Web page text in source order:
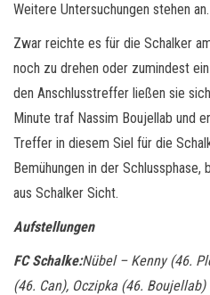
Weitere Untersuchungen stehen an.
Zwar reichte es für die Schalker
noch zu drehen oder zumindest
den Anschlusstreffer ließen sie
Minute traf Nassim Boujellab und
Treffer in diesem Siel für die
Bemühungen in der Schlussphase,
aus Schalker Sicht.
Aufstellungen
FC Schalke:Nübel – Kenny (46.
(46. Can), Oczipka (46.